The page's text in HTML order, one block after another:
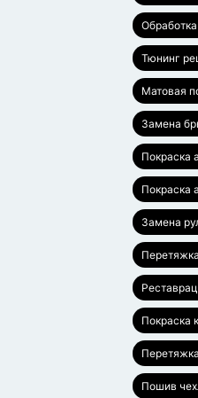
Тюнинг
Матовая
Замена
Покраска
Покраска
Замена
Покраска
Пошив